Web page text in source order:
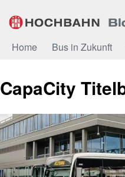
Inhalt
Home Bus in Zukunft
CapaCity